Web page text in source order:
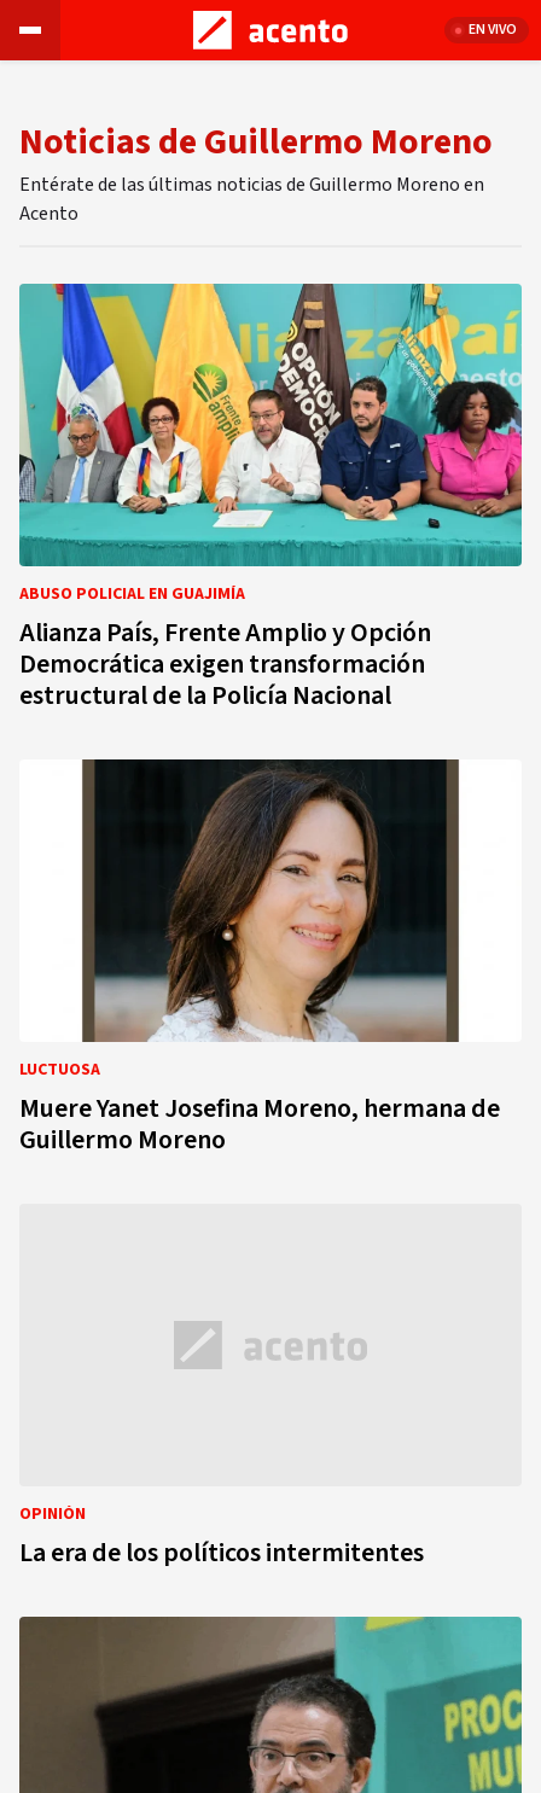
EN VIVO
Noticias de Guillermo Moreno
Entérate de las últimas noticias de Guillermo Moreno en
Acento
ABUSO POLICIAL EN GUAJIMÍA
Alianza País, Frente Amplio y Opción
Democrática exigen transformación
estructural de la Policía Nacional
LUCTUOSA
Muere Yanet Josefina Moreno, hermana de
Guillermo Moreno
OPINIÓN
La era de los políticos intermitentes